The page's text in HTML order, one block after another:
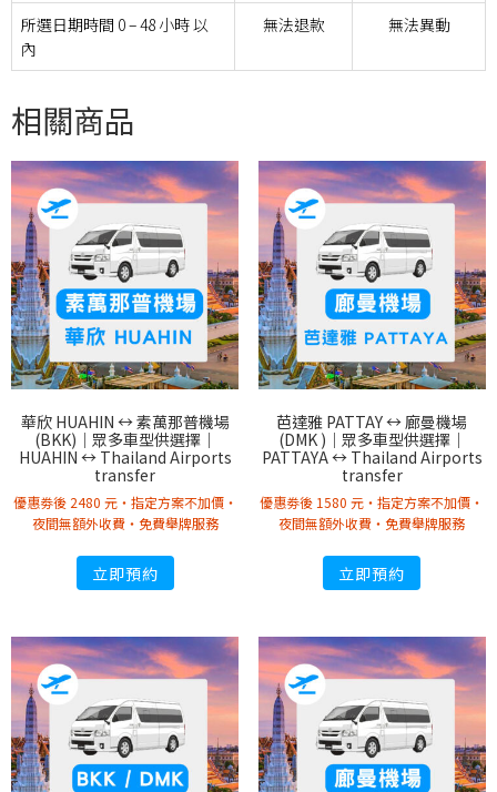
所選日期時間 0 – 48 小時 以
內
無法退款 無法異動
相關商品
華欣 HUAHIN ↔︎ 素萬那普機場
(BKK)｜眾多車型供選擇｜
HUAHIN ↔︎ Thailand Airports
transfer
優惠劵後 2480 元・指定方案不加價・
夜間無額外收費・免費舉牌服務
立即預約
芭達雅 PATTAY ↔︎ 廊曼機場
(DMK )｜眾多車型供選擇｜
PATTAYA ↔︎ Thailand Airports
transfer
優惠劵後 1580 元・指定方案不加價・
夜間無額外收費・免費舉牌服務
立即預約